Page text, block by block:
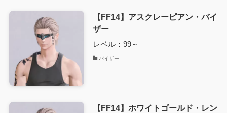
【FF14】アスクレーピアン・バイ
ザー
レベル：99～
バイザー
【FF14】ホワイトゴールド・レン